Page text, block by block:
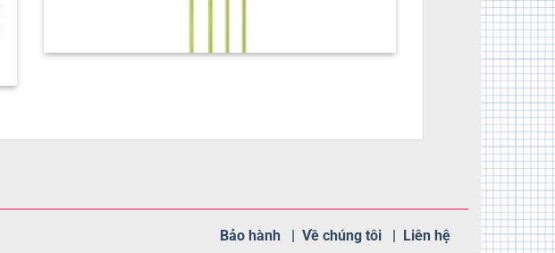
Bảo hành | Về chúng tôi | Liên hệ